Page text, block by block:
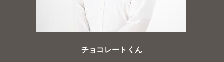
チョコレートくん